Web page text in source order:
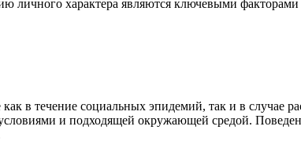
личного характера являются ключевыми
в течение социальных эпидемий, так и в случае
и подходящей окружающей средой.